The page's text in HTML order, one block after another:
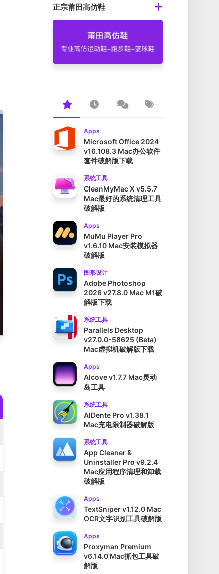
正宗莆田高仿鞋
Apps
Microsoft Office 2024
v16.108.3 Mac办公软件
套件破解版下载
系统工具
CleanMyMac X v5.5.7
Mac最好的系统清理工具
破解版
Apps
MuMu Player Pro
v1.6.10 Mac安装模拟器
破解版
图形设计
Adobe Photoshop
2026 v27.8.0 Mac M1破
解版下载
系统工具
Parallels Desktop
v27.0.0-58625 (Beta)
Mac虚拟机破解版下载
Apps
Alcove v1.7.7 Mac灵动
岛工具
系统工具
AlDente Pro v1.38.1
Mac充电限制器破解版
系统工具
App Cleaner &
Uninstaller Pro v9.2.4
Mac应用程序清理和卸载
破解版
Apps
TextSniper v1.12.0 Mac
OCR文字识别工具破解版
Apps
Proxyman Premium
v6.14.0 Mac抓包工具破
解版